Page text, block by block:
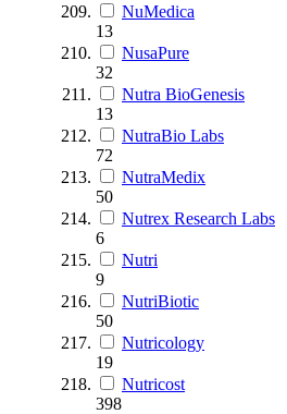
NuMedica
13
NusaPure
32
Nutra BioGenesis
13
NutraBio Labs
72
NutraMedix
50
Nutrex Research Labs
6
Nutri
9
NutriBiotic
50
Nutricology
19
Nutricost
398